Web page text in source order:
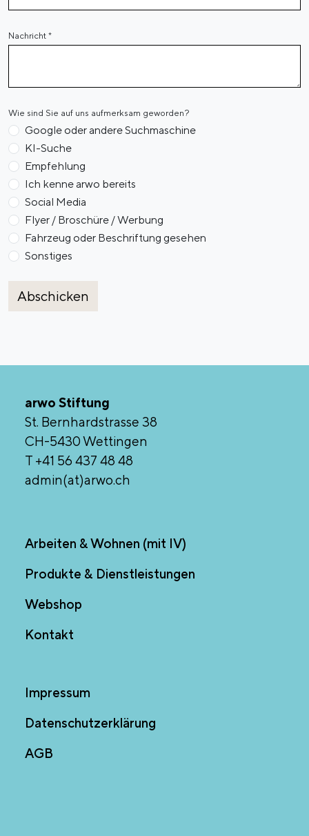
Nachricht *
Wie sind Sie auf uns aufmerksam geworden?
Google oder andere Suchmaschine
KI-Suche
Empfehlung
Ich kenne arwo bereits
Social Media
Flyer / Broschüre / Werbung
Fahrzeug oder Beschriftung gesehen
Sonstiges
Abschicken
arwo Stiftung
St. Bernhardstrasse 38
CH-5430 Wettingen
T +41 56 437 48 48
admin(at)arwo.ch
Arbeiten & Wohnen (mit IV)
Produkte & Dienstleistungen
Webshop
Kontakt
Impressum
Datenschutzerklärung
AGB